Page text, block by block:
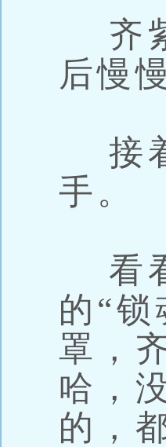
齐
后慢
接
手。
看
的“
罩，
哈，
的，